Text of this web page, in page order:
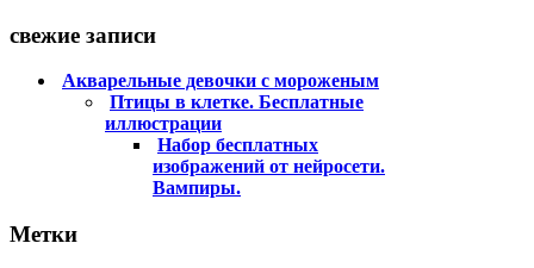
свежие записи
Акварельные девочки с мороженым
Птицы в клетке. Бесплатные
иллюстрации
Набор бесплатных
изображений от нейросети.
Вампиры.
Метки